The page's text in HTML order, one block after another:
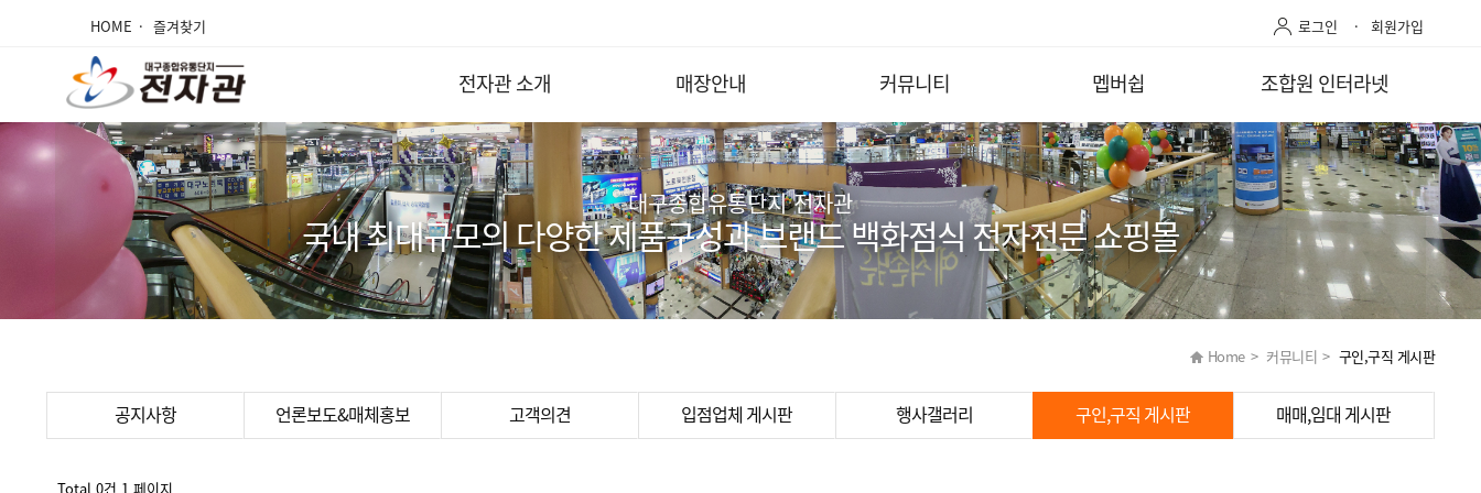
HOME 즐겨찾기 로그인 회원가입
전자관 소개 매장안내 커뮤니티 멥버쉽 조합원 인터라넷
대구종합유통단지 전자관
국내 최대규모의 다양한 제품구성과 브랜드 백화점식 전자전문 쇼핑몰
Home > 커뮤니티 > 구인,구직 게시판
공지사항 언론보도&매체홍보 고객의견 입점업체 게시판 행사갤러리 구인,구직 게시판 매매,임대 게시판
Total 0건 1 페이지